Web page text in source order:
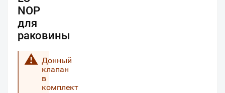
NOP
для
раковины
Донный
клапан
в
комплект